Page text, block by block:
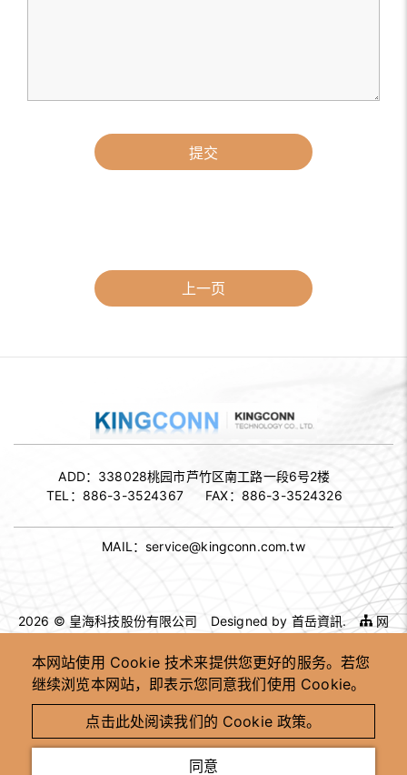
提交
上一页
本网站使用 Cookie 技术来提供您更好的服务。若您
继续浏览本网站，即表示您同意我们使用 Cookie。
点击此处阅读我们的 Cookie 政策。
同意
ADD： 338028桃园市芦竹区南工路一段6号2楼
TEL： 886-3-3524367 FAX： 886-3-3524326
MAIL：service@kingconn.com.tw
2026 © 皇海科技股份有限公司 Designed by 首岳資訊.
网
高速连接器供应商
高速连接器 OEM ODM
客制化连接器制造商
台湾高速连接器工厂
高速讯号连接器供应商
工业用连接器制造商